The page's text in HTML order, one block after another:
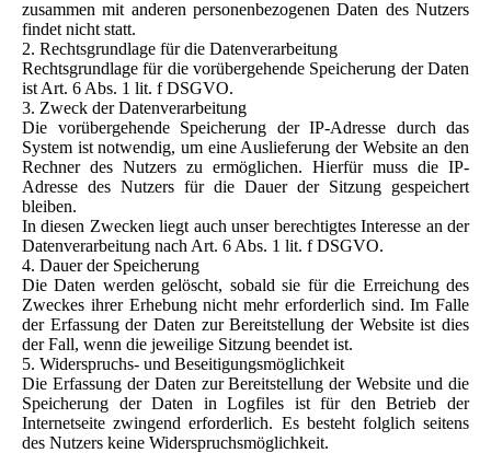
zusammen mit anderen personenbezogenen Daten des Nutzers
findet nicht statt.
2. Rechtsgrundlage für die Datenverarbeitung
Rechtsgrundlage für die vorübergehende Speicherung der Daten
ist Art. 6 Abs. 1 lit. f DSGVO.
3. Zweck der Datenverarbeitung
Die vorübergehende Speicherung der IP-Adresse durch das
System ist notwendig, um eine Auslieferung der Website an den
Rechner des Nutzers zu ermöglichen. Hierfür muss die IP-
Adresse des Nutzers für die Dauer der Sitzung gespeichert
bleiben.
In diesen Zwecken liegt auch unser berechtigtes Interesse an der
Datenverarbeitung nach Art. 6 Abs. 1 lit. f DSGVO.
4. Dauer der Speicherung
Die Daten werden gelöscht, sobald sie für die Erreichung des
Zweckes ihrer Erhebung nicht mehr erforderlich sind. Im Falle
der Erfassung der Daten zur Bereitstellung der Website ist dies
der Fall, wenn die jeweilige Sitzung beendet ist.
5. Widerspruchs- und Beseitigungsmöglichkeit
Die Erfassung der Daten zur Bereitstellung der Website und die
Speicherung der Daten in Logfiles ist für den Betrieb der
Internetseite zwingend erforderlich. Es besteht folglich seitens
des Nutzers keine Widerspruchsmöglichkeit.